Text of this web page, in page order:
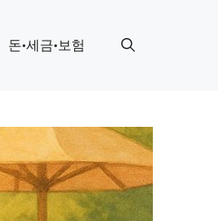
돈·세금·보험